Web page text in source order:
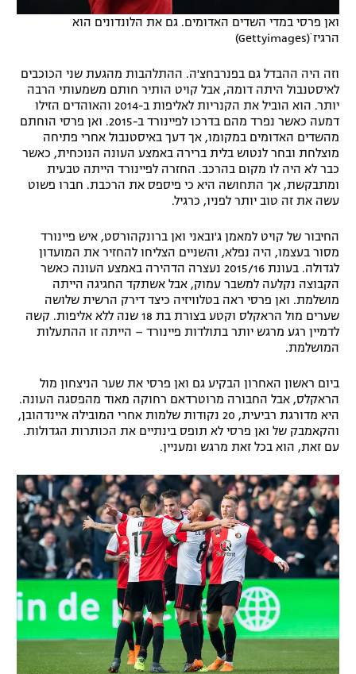
ואן פרסי במדי השדים האדומים. גם את הלונדונים הוא
הרגיז ׁ(Gettyimages)
וזה היה ההבדל גם בפנרבחצ'ה. ההתלהבות מהגעת שני הכוכבים
לאיסטנבול היתה דומה, אבל קויט הותיר חותם משמעותי הרבה
יותר. הוא הוביל את הקנריות לאליפות ב-2014 והאוהדים הזילו
דמעה כאשר נפרד מהם בדרכו לפיינורד ב-2015. ואן פרסי הוחתם
מהשדים האדומים במקומו, אך דעך באיסטנבול אחרי פתיחה
מוצלחת ובחר לנטוש בלית ברירה באמצע העונה הנוכחית, כאשר
כבר לא היה לו מקום בהרכב. החזרה לפיינורד הייתה טבעית
ומתבקשת, אך התחושה היא כי פיספס את הרכבת. חברו פשוט
עשה את זה טוב יותר לפניו, כרגיל.
החיבור של קויט למאמן ג'ובאני ואן ברונקהורסט, איש פיינורד
מסור בעצמו, היה נפלא, והשניים הצליחו להחזיר את המועדון
לגדולה. בעונת 2015/16 נעצרה הדהירה באמצע העונה כאשר
הקבוצה נקלעה למשבר עמוק, אבל אשתקד החגיגה הייתה
מושלמת. ואן פרסי ראה בטלוויזיה כיצד דירק הרשית שלושה
שערים מול הראקלס וקטע בצורת בת 18 שנה ללא אליפות. קשה
לדמיין רגע מרגש יותר בתולדות פיינורד – הייתה זו ההתעלות
המושלמת.
ביום ראשון האחרון הבקיע גם ואן פרסי את שער הניצחון מול
הראקלס, אבל החבורה מרוטרדאם רחוקה מאוד מהפסגה העונה.
היא מדורגת רביעית, 20 נקודות שלמות אחרי המובילה איינדהובן,
והקאמבק של ואן פרסי לא תופס בינתיים את הכותרות הגדולות.
עם זאת, הוא בכל זאת מרגש ומעניין.